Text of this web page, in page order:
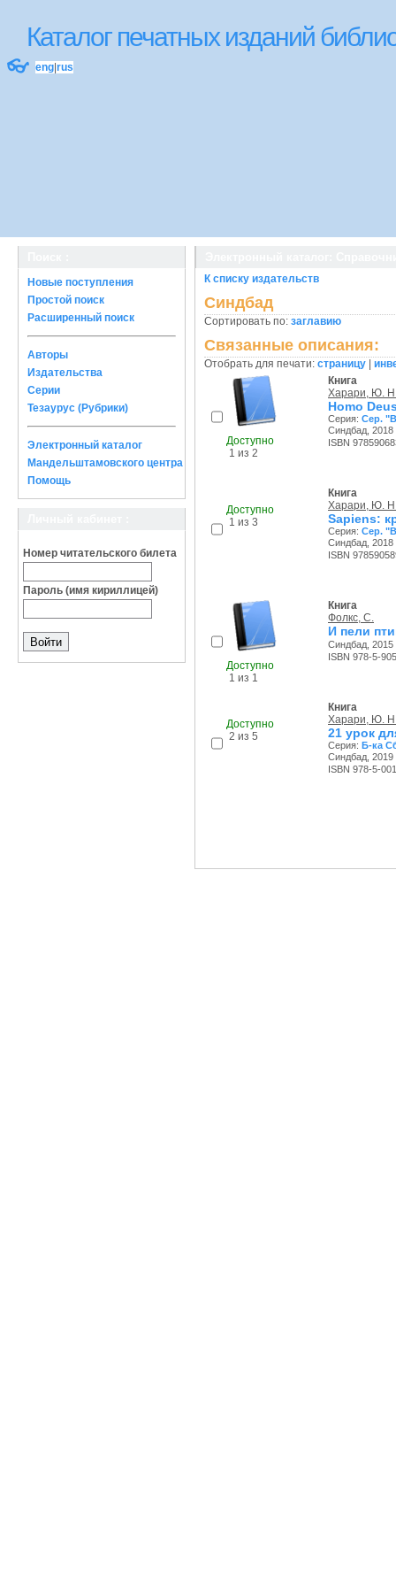
Каталог печатных изданий
👓 eng rus
Новые поступления
Простой поиск
Расширенный поиск
Авторы
Издательства
Серии
Тезаурус (Рубрики)
Электронный каталог
Мандельштамовского центра
Помощь
Номер читательского билета
Пароль (имя кириллицей)
К списку издательств
Синдбад
Сортировать по: заглавию
Связанные описания:
Отобрать для печати: страницу
Доступно
1 из 2
Книга
Харари, Ю.
Homo
Серия: Сер.
Синдбад, 2018
ISBN
Доступно
1 из 3
Книга
Харари, Ю.
Sapiens:
Серия: Сер.
Синдбад, 2018
ISBN
Доступно
1 из 1
Книга
Фолкс, С.
И пели
Синдбад, 2015
ISBN 978-5-
Доступно
2 из 5
Книга
Харари, Ю.
21 урок
Серия: Б-ка
Синдбад, 2019
ISBN 978-5-